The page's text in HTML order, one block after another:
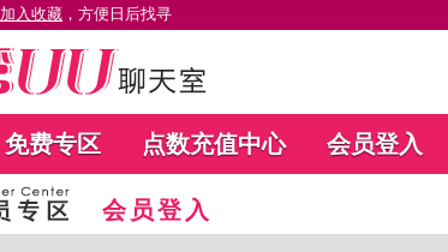
加入收藏 ，方便日后找寻
免费专区 点数充值中心 会员登入
会员登入